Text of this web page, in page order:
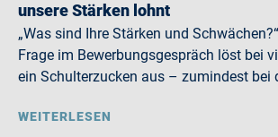
unsere Stärken lohnt
„Was sind Ihre Stärken und
Frage im Bewerbungsgespräch löst bei
ein Schulterzucken aus – zumindest bei
WEITERLESEN